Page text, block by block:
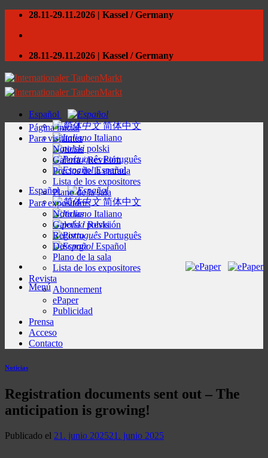
Skip
content
28.11-29.11.2026 | Kassel / Germany
28.11-29.11.2026 | Kassel / Germany
Español
简体中文
Italiano
polski
Português
Español
Español
简体中文
Italiano
polski
Português
Español
Menú
Página inicial
Para visitantes
Noticias
Galería / Revisión
Precios de la entrada
Lista de los expositores
Plano de la sala
Para expositores
Noticias
Galería / Revisión
Registro
Descarga
Plano de la sala
Lista de los expositores
Revista
Abonnement
ePaper
Publicidad
Prensa
Acceso
Contacto
Noticias
Registration documents sent out – The
anticipation is growing!
Publicado el 21. junio 202521. junio 2025